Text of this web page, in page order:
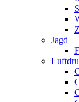
Jagd